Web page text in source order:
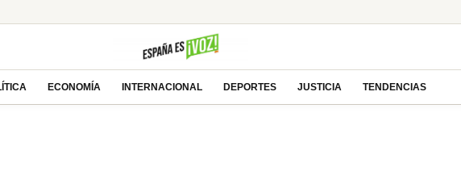
a Todd Blanche, abogado de Trump, como Fiscal
en el éxito deportivo: la estrategia
¿Thriller apocalíptico o copia barata?
el futuro de Tesla y SpaceX
ECONOMÍA INTERNACIONAL DEPORTES JUSTICIA TENDENCIAS